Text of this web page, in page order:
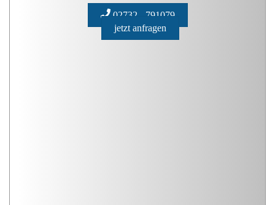
02732 - 791079
jetzt anfragen